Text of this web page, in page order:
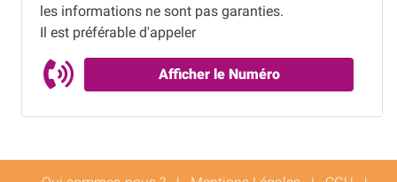
les informations ne sont pas garanties.
Il est préférable d'appeler
Afficher le Numéro